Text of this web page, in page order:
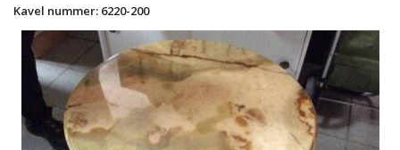
Kavel nummer: 6220-200